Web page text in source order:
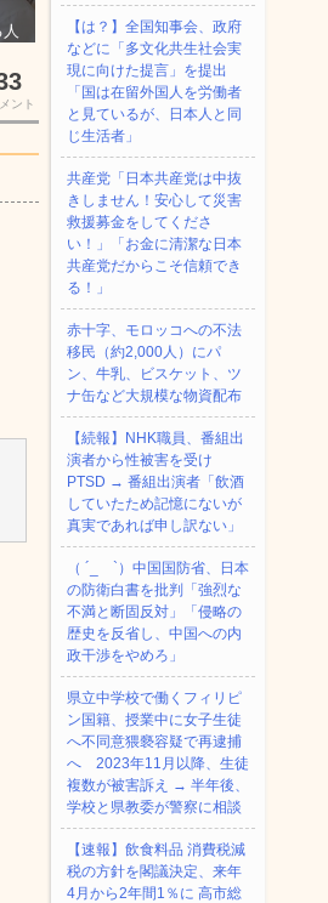
ント
【は？】全国知事会、政府
などに「多文化共生社会実
現に向けた提言」を提出
「国は在留外国人を労働者
と見ているが、日本人と同
じ生活者」
共産党「日本共産党は中抜
きしません！安心して災害
救援募金をしてくださ
い！」「お金に清潔な日本
共産党だからこそ信頼でき
る！」
赤十字、モロッコへの不法
移民（約2,000人）にパ
ン、牛乳、ビスケット、ツ
ナ缶など大規模な物資配布
【続報】NHK職員、番組出
演者から性被害を受け
PTSD → 番組出演者「飲酒
していたため記憶にないが
真実であれば申し訳ない」
（ ´_ゝ`）中国国防省、日本
の防衛白書を批判「強烈な
不満と断固反対」「侵略の
歴史を反省し、中国への内
政干渉をやめろ」
県立中学校で働くフィリピ
ン国籍、授業中に女子生徒
へ不同意猥褻容疑で再逮捕
へ 2023年11月以降、生徒
複数が被害訴え → 半年後、
学校と県教委が警察に相談
【速報】飲食料品 消費税減
税の方針を閣議決定、来年
4月から2年間1％に 高市総